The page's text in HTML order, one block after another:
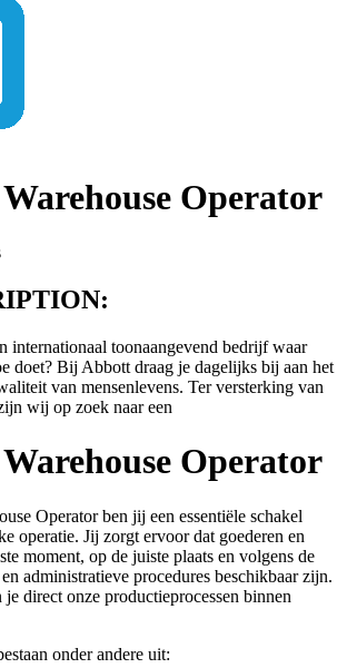
Operator
internationaal toonaangevend bedrijf waar
doet? Bij Abbott draag je dagelijks bij aan het
van mensenlevens. Ter versterking van
wij op zoek naar een
Operator
Operator ben jij een essentiële schakel
operatie. Jij zorgt ervoor dat goederen en
moment, op de juiste plaats en volgens de
administratieve procedures beschikbaar zijn.
je direct onze productieprocessen binnen
onder andere uit: